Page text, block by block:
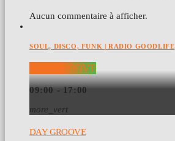
Aucun commentaire à afficher.
SOUL, DISCO, FUNK | RADIO GOODLIFE
DAY GROOVE
09:00 - 17:00
more_vert
DAY GROOVE